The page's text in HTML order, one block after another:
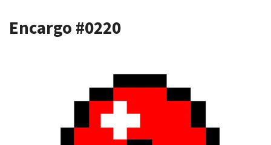
Encargo #0220